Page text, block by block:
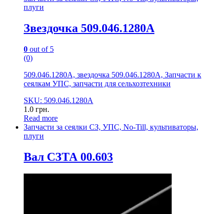
плуги
Звездочка 509.046.1280А
0 out of 5
(0)
509.046.1280А, звездочка 509.046.1280А, Запчасти к
сеялкам УПС, запчасти для сельхозтехники
SKU: 509.046.1280А
1.0 грн.
Read more
Запчасти за сеялки СЗ, УПС, No-Till, культиваторы,
плуги
Вал СЗТА 00.603